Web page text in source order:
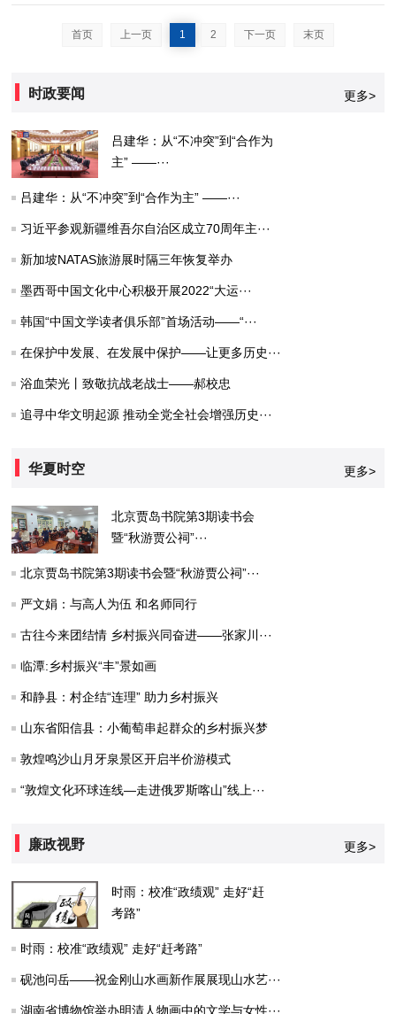
首页 上一页 1 2 下一页 末页
时政要闻 更多>
吕建华：从“不冲突”到“合作为
主” ——···
吕建华：从“不冲突”到“合作为主” ——···
习近平参观新疆维吾尔自治区成立70周年主···
新加坡NATAS旅游展时隔三年恢复举办
墨西哥中国文化中心积极开展2022“大运···
韩国“中国文学读者俱乐部”首场活动——“···
在保护中发展、在发展中保护——让更多历史···
浴血荣光丨致敬抗战老战士——郝校忠
追寻中华文明起源 推动全党全社会增强历史···
华夏时空 更多>
北京贾岛书院第3期读书会
暨“秋游贾公祠”···
北京贾岛书院第3期读书会暨“秋游贾公祠”···
严文娟：与高人为伍 和名师同行
古往今来团结情 乡村振兴同奋进——张家川···
临潭:乡村振兴“丰”景如画
和静县：村企结“连理” 助力乡村振兴
山东省阳信县：小葡萄串起群众的乡村振兴梦
敦煌鸣沙山月牙泉景区开启半价游模式
“敦煌文化环球连线—走进俄罗斯喀山”线上···
廉政视野 更多>
时雨：校准“政绩观” 走好“赶
考路”
时雨：校准“政绩观” 走好“赶考路”
砚池问岳——祝金刚山水画新作展展现山水艺···
湖南省博物馆举办明清人物画中的文学与女性···